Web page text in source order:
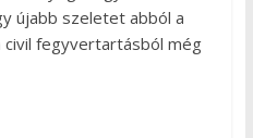
újabb szeletet abból a
civil fegyvertartásból még